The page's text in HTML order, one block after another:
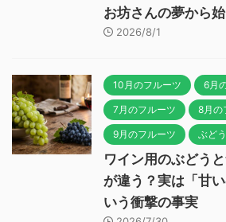
お坊さんの夢から
2026/8/1
10月のフルーツ 6月
7月のフルーツ 8月の
9月のフルーツ ぶどう
ワイン用のぶどう
が違う？実は「甘
いう衝撃の事実